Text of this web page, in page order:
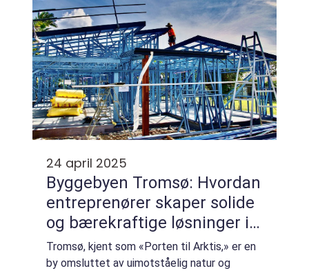
24 april 2025
Byggebyen Tromsø: Hvordan
entreprenører skaper solide
og bærekraftige løsninger i
nord
Tromsø, kjent som «Porten til Arktis,» er en
by omsluttet av uimotståelig natur og